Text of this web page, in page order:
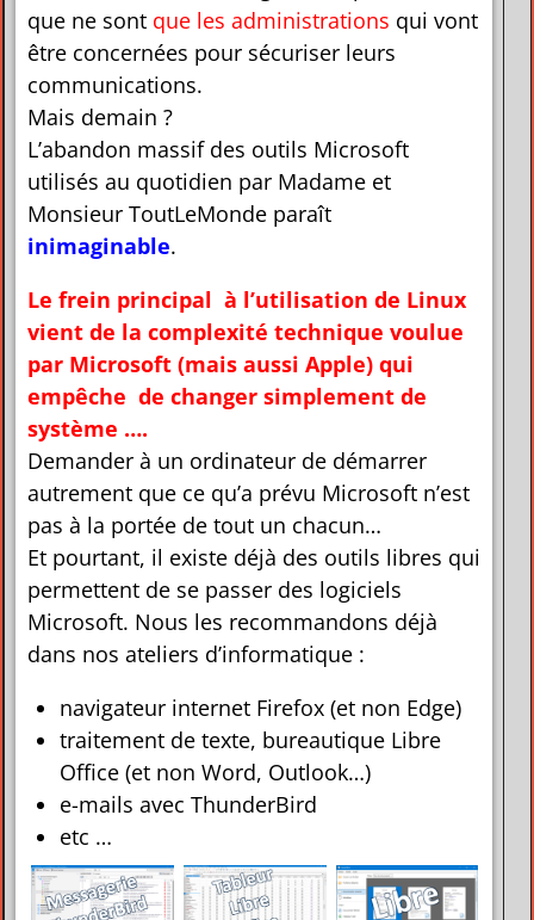
que ne sontque les administrations qui vont
être concernées pour sécuriser leurs
communications.
Mais demain ?
L’abandon massif des outils Microsoft
utilisés au quotidien par Madame et
Monsieur ToutLeMonde paraît
inimaginable.
Le frein principal à l’utilisation de Linux
vient de la complexité technique voulue
par Microsoft (mais aussi Apple) qui
empêche de changer simplement de
système ….
Demander à un ordinateur de démarrer
autrement que ce qu’a prévu Microsoft n’est
pas à la portée de tout un chacun…
Et pourtant, il existe déjà des outils libres qui
permettent de se passer des logiciels
Microsoft. Nous les recommandons déjà
dans nos ateliers d’informatique :
navigateur internet Firefox (et non Edge)
traitement de texte, bureautique Libre
Office (et non Word, Outlook…)
e-mails avec ThunderBird
etc …